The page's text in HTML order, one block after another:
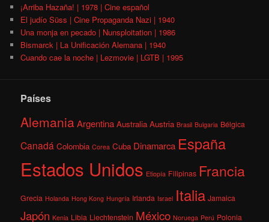
¡Arriba Hazaña! | 1978 | Cine español
El judío Süss | Cine Propaganda Nazi | 1940
Una monja en pecado | Nunsploitation | 1986
Bismarck | La Unificación Alemana | 1940
Cuando cae la noche | Lezmovie | LGTB | 1995
Países
AlemaniaArgentina Australia Austria Brasil Bulgaria Bélgica
Canadá Colombia Corea Cuba Dinamarca España
Estados Unidos Etiopía Filipinas Francia
Grecia Holanda Hong Kong Hungría Irlanda Israel Italia Jamaica
Japón Kenia Libia Liechtenstein México Noruega Perú Polonia